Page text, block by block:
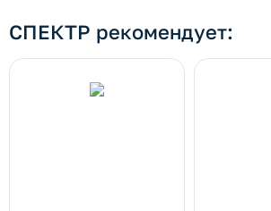
СПЕКТР рекомендует: